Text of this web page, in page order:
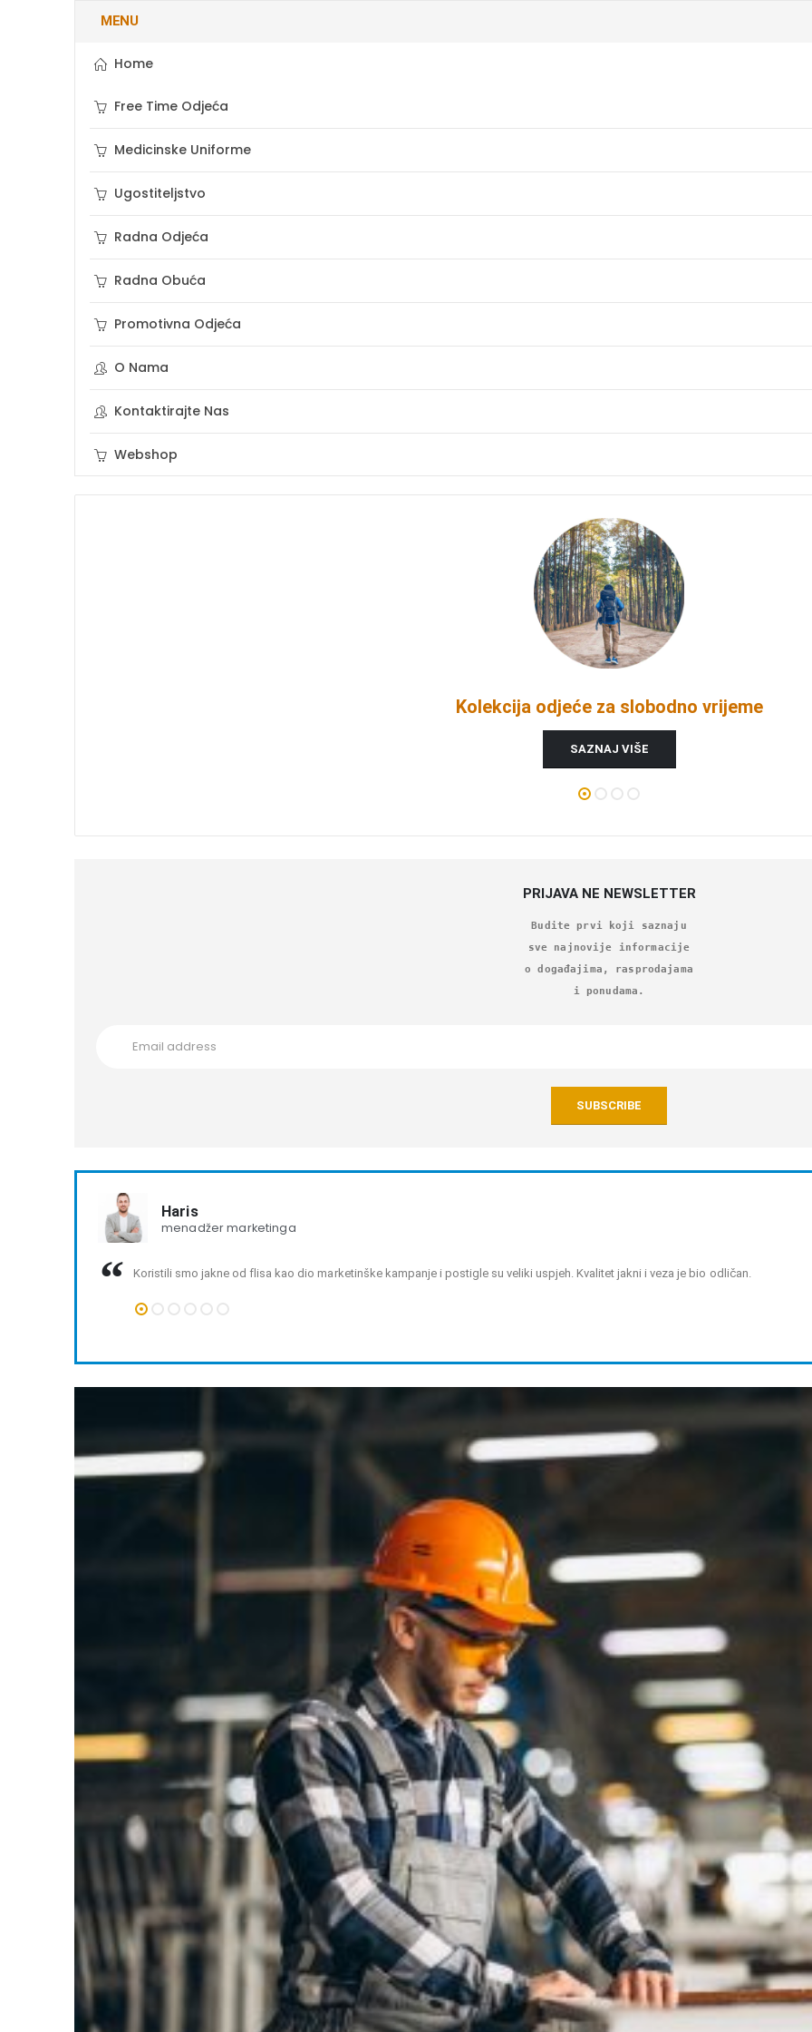
MENU
Home
Free Time Odjeća
Medicinske Uniforme
Ugostiteljstvo
Radna Odjeća
Radna Obuća
Promotivna Odjeća
O Nama
Kontaktirajte Nas
Webshop
Kolekcija odjeće za slobodno vrijeme
SAZNAJ VIŠE
PRIJAVA NE NEWSLETTER
Budite prvi koji saznaju
sve najnovije informacije
o događajima, rasprodajama
i ponudama.
Koristili smo jakne od flisa kao dio marketinške kampanje i postigle su veliki uspjeh. Kvalitet jakni i veza je bio odličan.
Haris
menadžer marketinga